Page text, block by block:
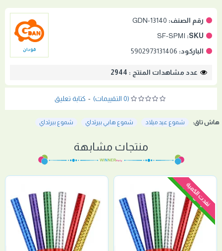
رقم الصنف: GDN-13140
SKU:
SF-SPMI
الباركود: 5902973131406 قودان
عدد مشاهدات المنتج : 2944
(0 التقييمات) - كتابة تعليق
هاش تاق: شموع عيد ميلاد شموع هابي بيرثداي شموع بيرثداي
منتجات مشابهة
سعر أقل للكميات
نفدت الكمية